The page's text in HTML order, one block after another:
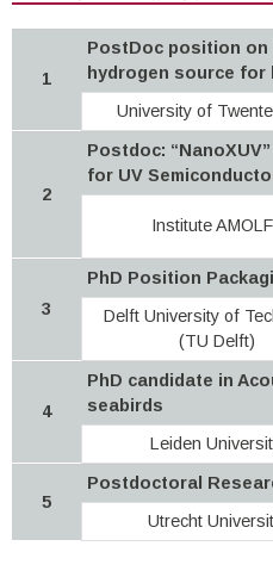
1
PostDoc position on
hydrogen source
University of
2
Postdoc:
for UV
Institute AMOLF
3
PhD Position
Delft University of
(TU Delft)
4
PhD candidate in
seabirds
Leiden
5
Postdoctoral
Utrecht